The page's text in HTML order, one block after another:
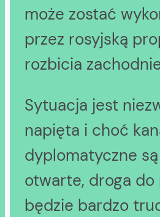
może zostać
przez rosyjską
rozbicia
Sytuacja jest
napięta i choć
dyplomatyczne
otwarte, droga do
będzie bardzo